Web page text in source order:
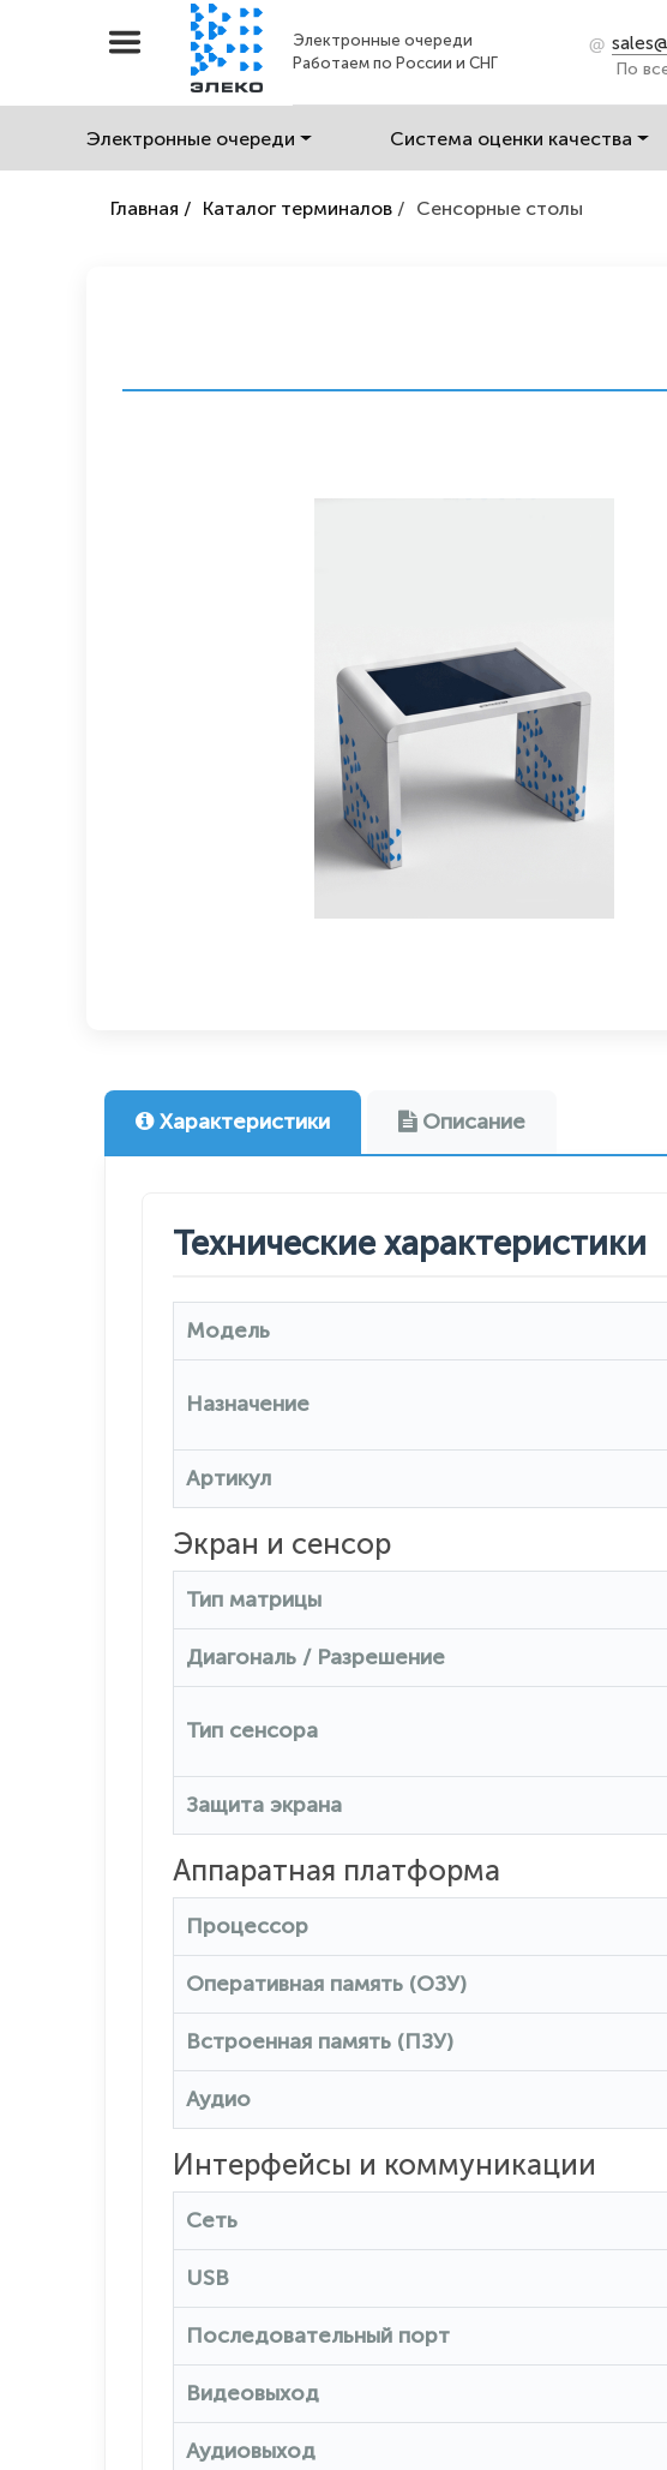
Электронные очереди
Работаем по России и СНГ
По
Электронные очереди Система оценки качества
Главная / Каталог терминалов / Сенсорные столы
Характеристики Описание
Технические характеристики
Модель
Назначение
Артикул
Экран и сенсор
Тип матрицы
Диагональ / Разрешение
Тип сенсора
Защита экрана
Аппаратная платформа
Процессор
Оперативная память (ОЗУ)
Встроенная память (ПЗУ)
Аудио
Интерфейсы и коммуникации
Сеть
USB
Последовательный порт
Видеовыход
Аудиовыход